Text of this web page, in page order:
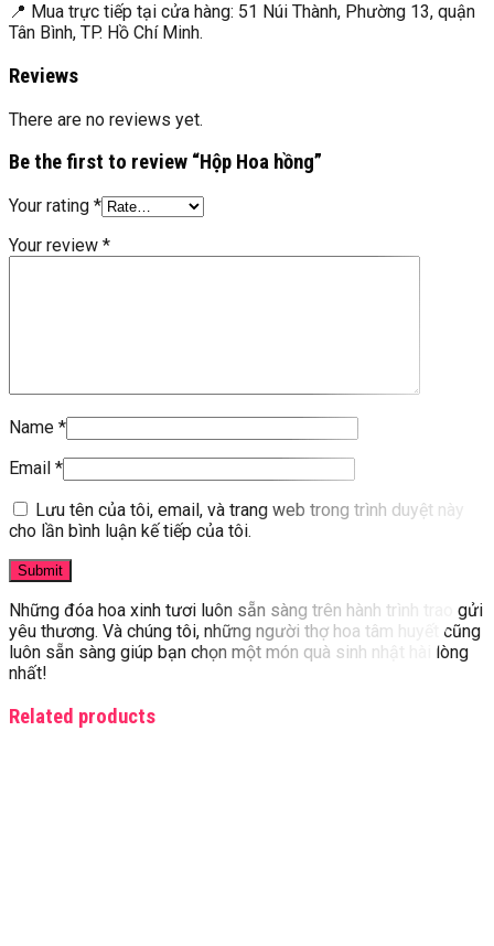
📍 Mua trực tiếp tại cửa hàng: 51 Núi Thành, Phường 13, quận
Tân Bình, TP. Hồ Chí Minh.
Reviews
There are no reviews yet.
Be the first to review “Hộp Hoa hồng”
Your rating *
Your review *
Name *
Email *
Lưu tên của tôi, email, và trang web trong trình duyệt này
cho lần bình luận kế tiếp của tôi.
Những đóa hoa xinh tươi luôn sẵn sàng trên hành trình trao gửi
yêu thương. Và chúng tôi, những người thợ hoa tâm huyết cũng
luôn sẵn sàng giúp bạn chọn một món quà sinh nhật hài lòng
nhất!
Related products